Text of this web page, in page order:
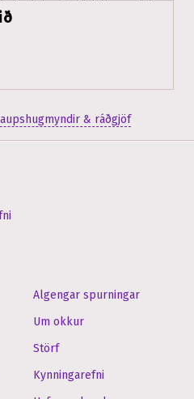
& ráðgjöf
Algengar spurningar
Um okkur
Störf
Kynningarefni